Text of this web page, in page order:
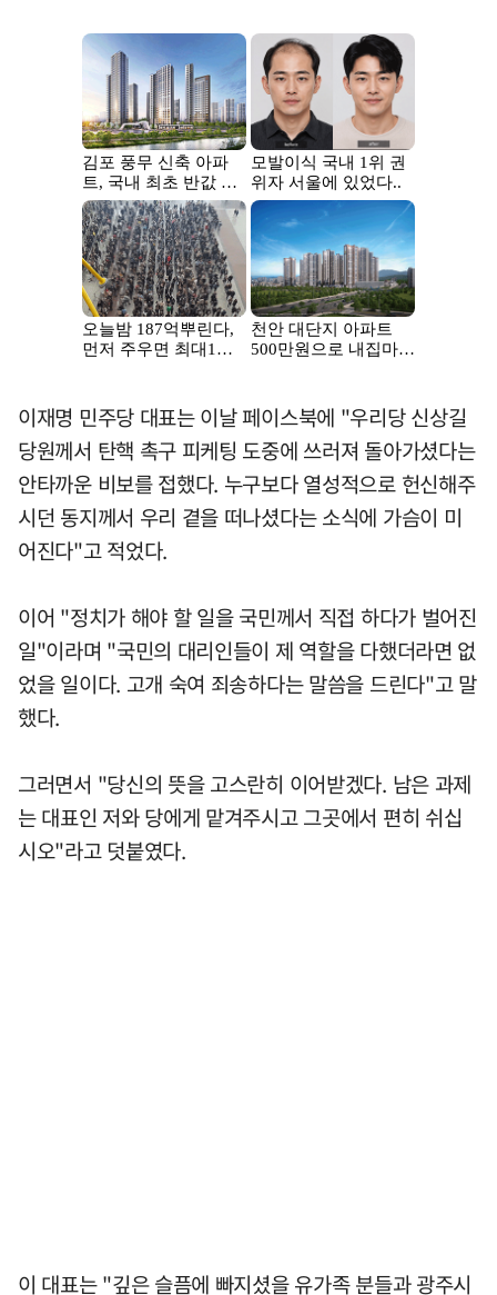
이재명 민주당 대표는 이날 페이스북에 "우리당 신상길
당원께서 탄핵 촉구 피케팅 도중에 쓰러져 돌아가셨다는
안타까운 비보를 접했다. 누구보다 열성적으로 헌신해주
시던 동지께서 우리 곁을 떠나셨다는 소식에 가슴이 미
어진다"고 적었다.
이어 "정치가 해야 할 일을 국민께서 직접 하다가 벌어진
일"이라며 "국민의 대리인들이 제 역할을 다했더라면 없
었을 일이다. 고개 숙여 죄송하다는 말씀을 드린다"고 말
했다.
그러면서 "당신의 뜻을 고스란히 이어받겠다. 남은 과제
는 대표인 저와 당에게 맡겨주시고 그곳에서 편히 쉬십
시오"라고 덧붙였다.
이 대표는 "깊은 슬픔에 빠지셨을 유가족 분들과 광주시